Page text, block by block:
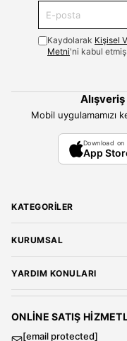
Kaydolarak Kişisel
Metni'ni kabul
Mobil uygulamamızı
Download on
App
KATEGORILER
Bluz
Gömlek
T-Shirt
KURUMSAL
Mağazalarımız
Gizlilik ve Güvenlik
YARDIM KONULARI
Üyelik Sözleşmesi
Kargo ve Teslimat
Satış Sözleşmesi
ONLINE SATIŞ
[email protected]